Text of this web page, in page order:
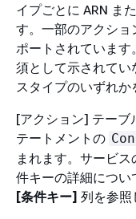
イプごとに ARN ま
す。一部のアクシ
ポートされていま
須として示されてい
スタイプのいずれか
[アクション] テーブ
テートメントの
まれます。サービ
件キーの詳細につ
[条件キー] 列を参照